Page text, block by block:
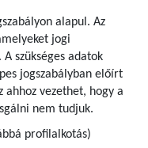
alapul. Az
jogi
szükséges adatok
jogszabályban előírt
ahhoz vezethet, hogy a
nem tudjuk.
profilalkotás)